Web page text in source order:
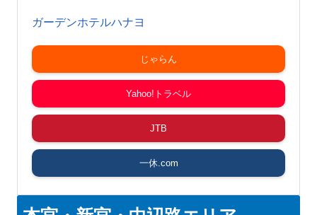
ガーデンホテルハナヨ
じゃらん
Yahoo!トラベル
JTB
一休.com